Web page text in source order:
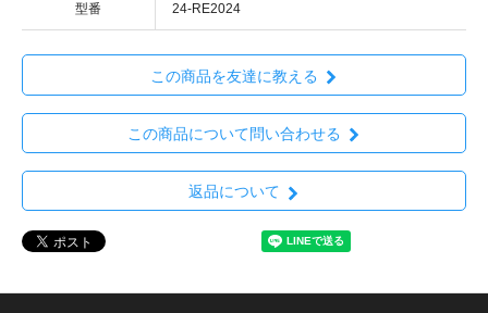
型番 24-RE2024
この商品を友達に教える
この商品について問い合わせる
返品について